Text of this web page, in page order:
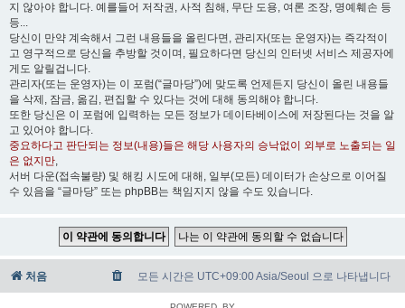
지 않아야 합니다. 예를들어 저작권, 사적 침해, 무단 도용, 여론 조장, 명예훼손 등
등...
당신이 만약 계속해서 그런 내용들을 올린다면, 관리자(또는 운영자)는 즉각적이
고 영구적으로 당신을 추방할 것이며, 필요하다면 당신의 인터넷 서비스 제공자에
게도 알릴겁니다.
관리자(또는 운영자)는 이 포럼(“글마당”)에 맞도록 언제든지 당신이 올린 내용들
을 삭제, 잠금, 옮김, 편집할 수 있다는 것에 대해 동의해야 합니다.
또한 당신은 이 포럼에 입력하는 모든 정보가 데이타베이스에 저장된다는 것을 알
고 있어야 합니다.
중요하다고 판단되는 정보(내용)들은 해당 사용자의 승낙없이 외부로 노출되는 일
은 없지만,
서버 다운(접속불량) 및 해킹 시도에 대해, 일부(모든) 데이터가 손상으로 이어질
수 있음을 “글마당” 또는 phpBB는 책임지지 않을 수도 있습니다.
처음 모든 시간은 UTC+09:00 Asia/Seoul 으로 나타냅니다